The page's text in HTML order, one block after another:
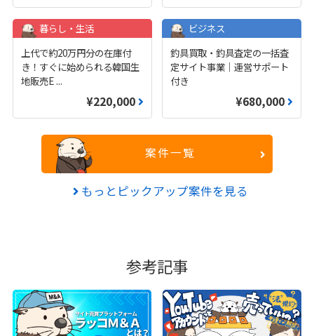
暮らし・生活
上代で約20万円分の在庫付
き！すぐに始められる韓国生
地販売E ...
¥220,000
ビジネス
釣具買取・釣具査定の一括査
定サイト事業｜運営サポート
付き
¥680,000
案件一覧
もっとピックアップ案件を見る
参考記事